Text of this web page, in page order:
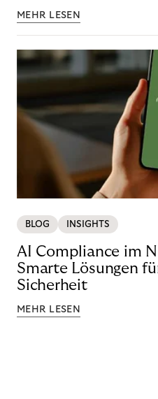
MEHR LESEN
BLOG INSIGHTS
AI Compliance im
Smarte Lösungen
Sicherheit
MEHR LESEN